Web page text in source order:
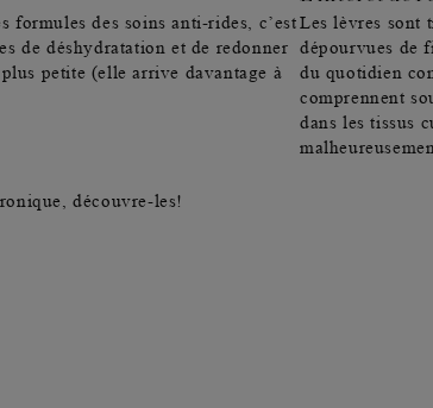
formules des soins anti-rides, c’est
de déshydratation et de redonner
petite (elle arrive davantage à
Les lèvres sont
dépourvues de
du quotidien
comprennent
dans les tissus
découvre-les!